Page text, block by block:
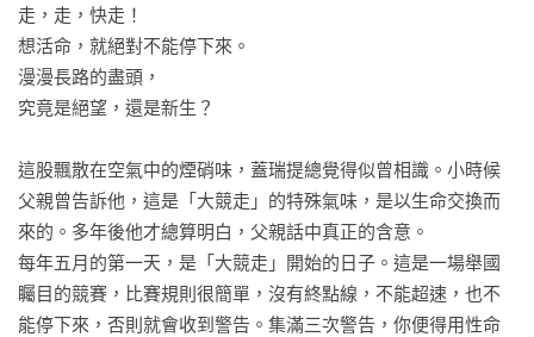
走，走，快走！
想活命，就絕對不能停下來。
漫漫長路的盡頭，
究竟是絕望，還是新生？
這股飄散在空氣中的煙硝味，蓋瑞提總覺得似曾相識。小時候
父親曾告訴他，這是「大競走」的特殊氣味，是以生命交換而
來的。多年後他才總算明白，父親話中真正的含意。
每年五月的第一天，是「大競走」開始的日子。這是一場舉國
矚目的競賽，比賽規則很簡單，沒有終點線，不能超速，也不
能停下來，否則就會收到警告。集滿三次警告，你便得用性命